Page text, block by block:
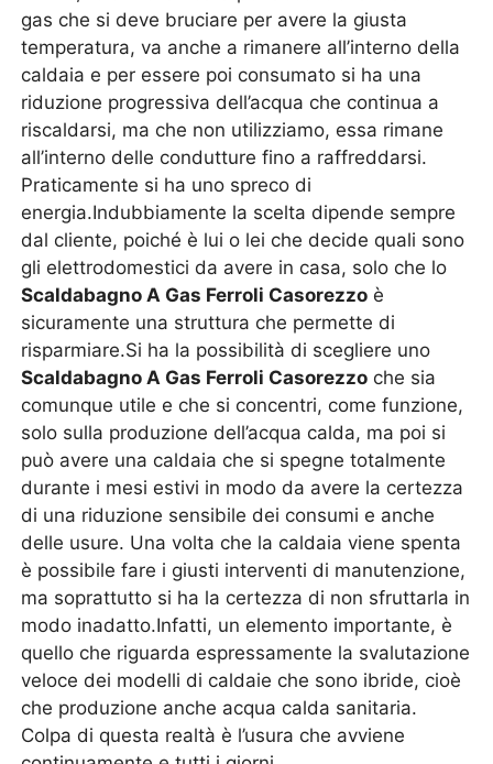
gas che si deve bruciare per avere la giusta
temperatura, va anche a rimanere all’interno della
caldaia e per essere poi consumato si ha una
riduzione progressiva dell’acqua che continua a
riscaldarsi, ma che non utilizziamo, essa rimane
all’interno delle condutture fino a raffreddarsi.
Praticamente si ha uno spreco di
energia.Indubbiamente la scelta dipende sempre
dal cliente, poiché è lui o lei che decide quali sono
gli elettrodomestici da avere in casa, solo che lo
Scaldabagno A Gas Ferroli Casorezzo è
sicuramente una struttura che permette di
risparmiare.Si ha la possibilità di scegliere uno
Scaldabagno A Gas Ferroli Casorezzo che sia
comunque utile e che si concentri, come funzione,
solo sulla produzione dell’acqua calda, ma poi si
può avere una caldaia che si spegne totalmente
durante i mesi estivi in modo da avere la certezza
di una riduzione sensibile dei consumi e anche
delle usure. Una volta che la caldaia viene spenta
è possibile fare i giusti interventi di manutenzione,
ma soprattutto si ha la certezza di non sfruttarla in
modo inadatto.Infatti, un elemento importante, è
quello che riguarda espressamente la svalutazione
veloce dei modelli di caldaie che sono ibride, cioè
che produzione anche acqua calda sanitaria.
Colpa di questa realtà è l’usura che avviene